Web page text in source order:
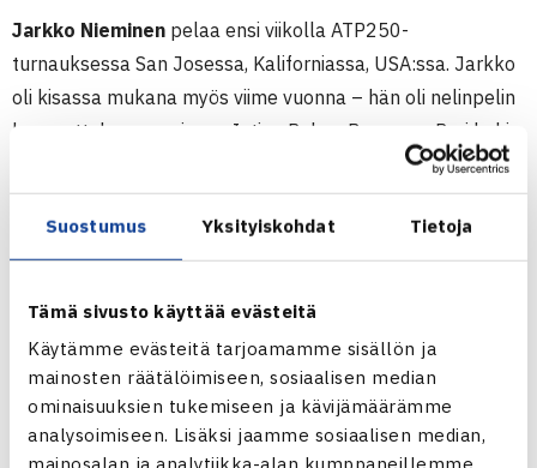
Suostumus Yksityiskohdat Tietoja
Tämä sivusto käyttää evästeitä
Käytämme evästeitä tarjoamamme sisällön ja
mainosten räätälöimiseen, sosiaalisen median
ominaisuuksien tukemiseen ja kävijämäärämme
analysoimiseen. Lisäksi jaamme sosiaalisen median,
Jarkko Nieminen pelaa ensi viikolla ATP250-
turnauksessa San Josessa, Kaliforniassa, USA:ssa. Jarkko
oli kisassa mukana myös viime vuonna – hän oli nelinpelin
loppuottelussa parinaan Intian Rohan Bopanna. Pari koki
tappion Saksan Tommy Haasille ja Tsekin Radek
Stepanekille.
Kaksinpelissä Jarkko hävisi ensimmäisellä kierroksella
Ranskan Florent Serralle, jonka kohtasi viimeksi Australian
avointen toisella kierroksella tammikuussa
turnauksessa Memphisissä.
ATP250-turnaus San Josessa